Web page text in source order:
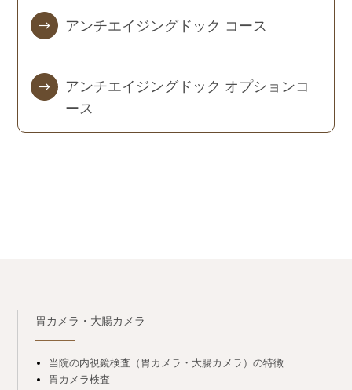
アンチエイジングドック コース
アンチエイジングドック オプションコ
ース
胃カメラ・大腸カメラ
当院の内視鏡検査（胃カメラ・大腸カメラ）の特徴
胃カメラ検査